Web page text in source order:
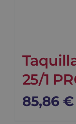
25/1
85,86 €